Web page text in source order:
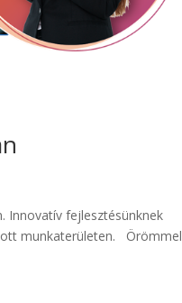
Innovatív fejlesztésünknek
munkaterületen. Örömmel